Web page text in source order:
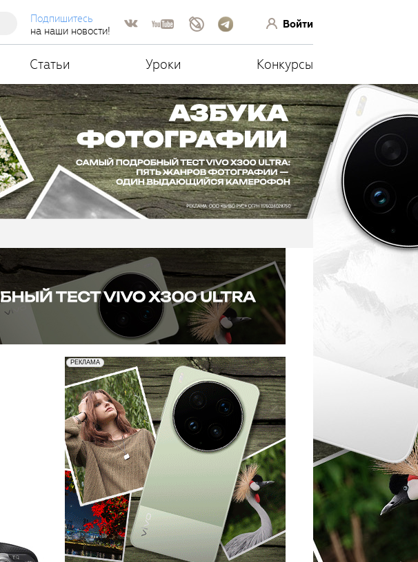
Подпишитесь
на наши новости!
Войти
Статьи Уроки Конкурсы